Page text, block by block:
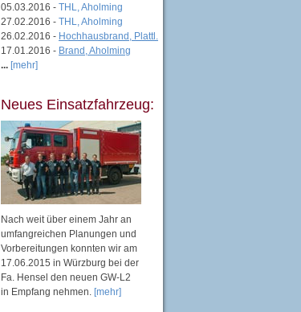
05.03.2016 - THL, Aholming
27.02.2016 - THL, Aholming
26.02.2016 - Hochhausbrand, Plattl.
17.01.2016 - Brand, Aholming
... [mehr]
Neues Einsatzfahrzeug:
Nach weit über einem Jahr an
umfangreichen Planungen und
Vorbereitungen konnten wir am
17.06.2015 in Würzburg bei der
Fa. Hensel den neuen GW-L2
in Empfang nehmen. [mehr]